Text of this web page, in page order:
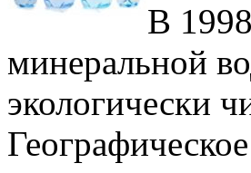
В
минеральной
экологически